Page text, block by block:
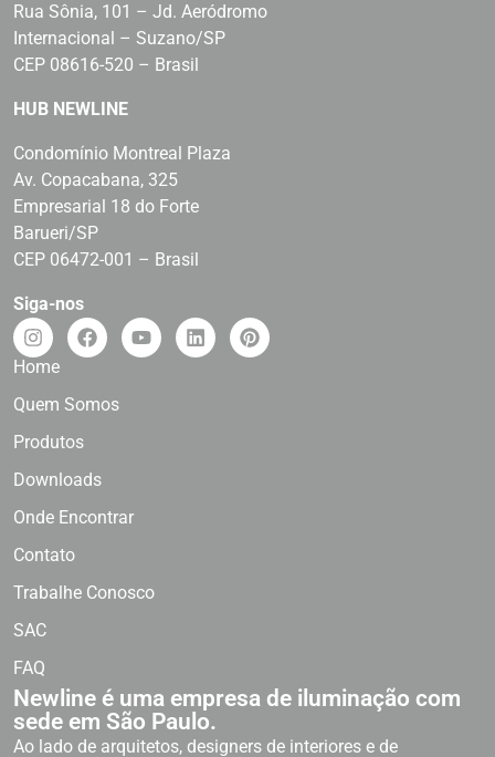
Rua Sônia, 101 – Jd. Aeródromo
Internacional – Suzano/SP
CEP 08616-520 – Brasil
HUB NEWLINE
Condomínio Montreal Plaza
Av. Copacabana, 325
Empresarial 18 do Forte
Barueri/SP
CEP 06472-001 – Brasil
Siga-nos
Home
Quem Somos
Produtos
Downloads
Onde Encontrar
Contato
Trabalhe Conosco
SAC
FAQ
Newline é uma empresa de iluminação com
sede em São Paulo.
Ao lado de arquitetos, designers de interiores e de